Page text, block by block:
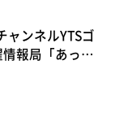
ャンネルYTSゴ
情報局「あった
特集」